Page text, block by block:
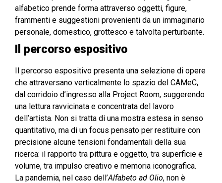
alfabetico prende forma attraverso oggetti, figure,
frammenti e suggestioni provenienti da un immaginario
personale, domestico, grottesco e talvolta perturbante.
Il percorso espositivo
Il percorso espositivo presenta una selezione di opere
che attraversano verticalmente lo spazio del CAMeC,
dal corridoio d’ingresso alla Project Room, suggerendo
una lettura ravvicinata e concentrata del lavoro
dell’artista. Non si tratta di una mostra estesa in senso
quantitativo, ma di un focus pensato per restituire con
precisione alcune tensioni fondamentali della sua
ricerca: il rapporto tra pittura e oggetto, tra superficie e
volume, tra impulso creativo e memoria iconografica.
La pandemia, nel caso dell’Alfabeto ad Olio, non è